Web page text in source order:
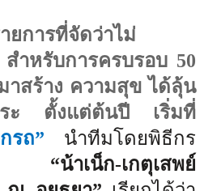
ยการที่จัดว่าไม่
สำหรับการครบรอบ 50
าสร้าง ความสุข ได้ลุ้น
ระ ตั้งแต่ต้นปี เริ่มที่
กรถ” นำทีมโดยพิธีกร
“น้าเน็ก-เกตุเสพย์